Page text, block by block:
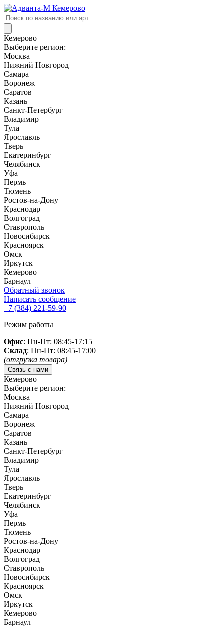
Поиск
товаров
Кемерово
Выберите регион:
Москва
Нижний Новгород
Самара
Воронеж
Саратов
Казань
Санкт-Петербург
Владимир
Тула
Ярославль
Тверь
Екатеринбург
Челябинск
Уфа
Пермь
Тюмень
Ростов-на-Дону
Краснодар
Волгоград
Ставрополь
Новосибирск
Красноярск
Омск
Иркутск
Кемерово
Барнаул
Обратный звонок
Написать сообщение
+7 (384) 221-59-90
Режим работы
Офис: Пн-Пт: 08:45-17:15
Склад: Пн-Пт: 08:45-17:00
(отгрузка товара)
Связь с нами
Кемерово
Выберите регион:
Москва
Нижний Новгород
Самара
Воронеж
Саратов
Казань
Санкт-Петербург
Владимир
Тула
Ярославль
Тверь
Екатеринбург
Челябинск
Уфа
Пермь
Тюмень
Ростов-на-Дону
Краснодар
Волгоград
Ставрополь
Новосибирск
Красноярск
Омск
Иркутск
Кемерово
Барнаул